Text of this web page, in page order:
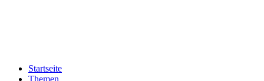
Startseite
Themen